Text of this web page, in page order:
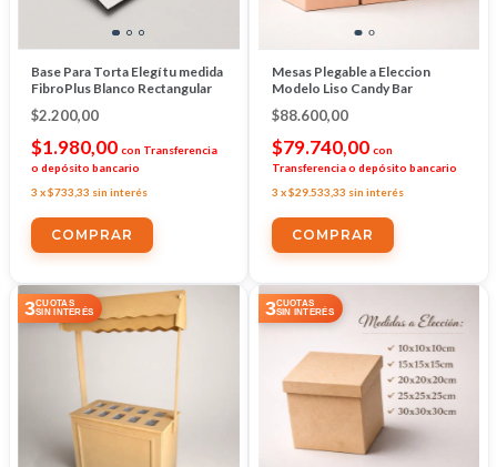
Base Para Torta Elegí tu medida
FibroPlus Blanco Rectangular
$2.200,00
$1.980,00 con Transferencia
o depósito bancario
3 x$733,33 sin interés
COMPRAR
Mesas Plegable a Eleccion
Modelo Liso Candy Bar
$88.600,00
$79.740,00 con
Transferencia o depósito bancario
3 x$29.533,33 sin interés
COMPRAR
3CUOTAS
SIN INTERÉS
3CUOTAS
SIN INTERÉS